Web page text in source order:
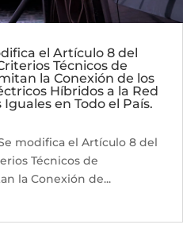
el Artículo 8 del
Técnicos de
la Conexión de los
Híbridos a la Red
en Todo el País.
modifica el Artículo 8 del
Técnicos de
la Conexión de...